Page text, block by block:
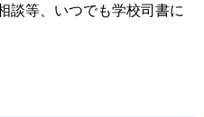
談等、いつでも学校司書に